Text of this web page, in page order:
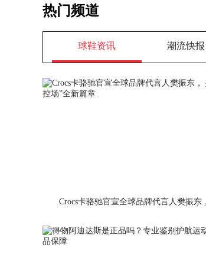
热门频道
球鞋资讯 潮流快报
Crocs卡骆驰官宣全球品牌代言人樊振东